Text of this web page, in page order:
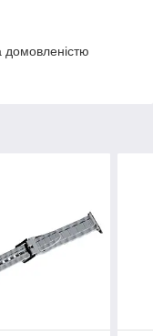
домовленістю